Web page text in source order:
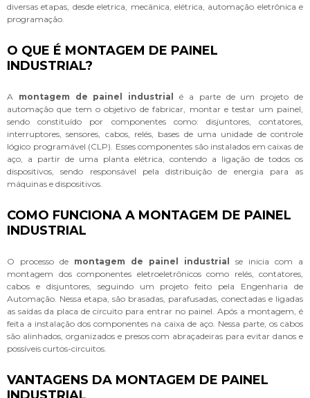
diversas etapas, desde eletrica, mecânica, elétrica, automação eletrônica e
programação.
O QUE É MONTAGEM DE PAINEL
INDUSTRIAL?
A montagem de painel industrial é a parte de um projeto de
automação que tem o objetivo de fabricar, montar e testar um painel,
sendo constituído por componentes como: disjuntores, contatores,
interruptores, sensores, cabos, relés, bases de uma unidade de controle
lógico programável (CLP). Esses componentes são instalados em caixas de
aço, a partir de uma planta elétrica, contendo a ligação de todos os
dispositivos, sendo responsável pela distribuição de energia para as
máquinas e dispositivos.
COMO FUNCIONA A MONTAGEM DE PAINEL
INDUSTRIAL
O processo de montagem de painel industrial se inicia com a
montagem dos componentes eletroeletrônicos como relés, contatores,
cabos e disjuntores, seguindo um projeto feito pela Engenharia de
Automação. Nessa etapa, são brasadas, parafusadas, conectadas e ligadas
as saídas da placa de circuito para entrar no painel. Após a montagem, é
feita a instalação dos componentes na caixa de aço. Nessa parte, os cabos
são alinhados, organizados e presos com abraçadeiras para evitar danos e
possíveis curtos-circuitos.
VANTAGENS DA MONTAGEM DE PAINEL